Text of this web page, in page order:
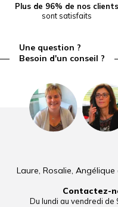
Plus de 96% de nos clients
sont satisfaits
Une question ?
Besoin d'un conseil ?
Laure, Rosalie,
Contactez-
Du lundi au vendredi de